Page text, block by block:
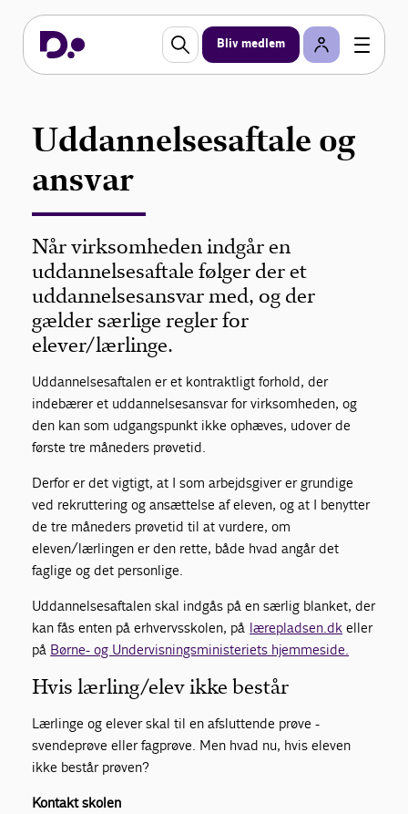
Bliv medlem
Uddannelsesaftale og
ansvar
Når virksomheden indgår en
uddannelsesaftale følger der et
uddannelsesansvar med, og der
gælder særlige regler for
elever/lærlinge.
Uddannelsesaftalen er et kontraktligt forhold, der
indebærer et uddannelsesansvar for virksomheden, og
den kan som udgangspunkt ikke ophæves, udover de
første tre måneders prøvetid.
Derfor er det vigtigt, at I som arbejdsgiver er grundige
ved rekruttering og ansættelse af eleven, og at I benytter
de tre måneders prøvetid til at vurdere, om
eleven/lærlingen er den rette, både hvad angår det
faglige og det personlige.
Uddannelsesaftalen skal indgås på en særlig blanket, der
kan fås enten på erhvervsskolen, på lærepladsen.dk eller
på Børne- og Undervisningsministeriets hjemmeside.
Hvis lærling/elev ikke består
Lærlinge og elever skal til en afsluttende prøve -
svendeprøve eller fagprøve. Men hvad nu, hvis eleven
ikke består prøven?
Kontakt skolen